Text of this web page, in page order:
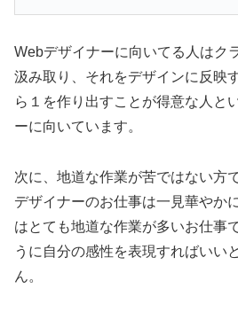
Webデザイナーに向いてる人はク
汲み取り、それをデザインに反映
ら１を作り出すことが得意な人と
ーに向いています。
次に、地道な作業が苦ではない方で
デザイナーのお仕事は一見華やか
はとても地道な作業が多いお仕事
うに自分の感性を表現すればいい
ん。